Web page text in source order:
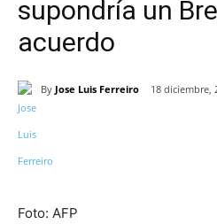
supondría un
acuerdo
By Jose Luis Ferreiro 18 diciembre,
Foto: AFP